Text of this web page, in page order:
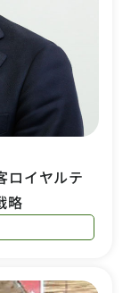
ロイヤルテ
略